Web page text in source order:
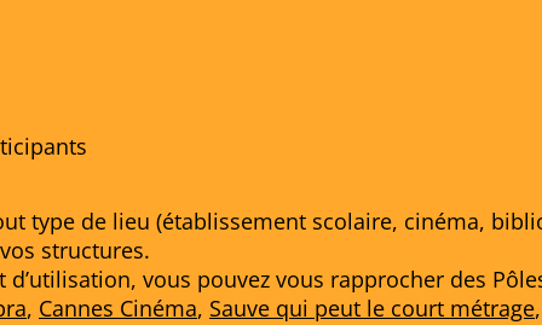
type de lieu (établissement scolaire, cinéma,
structures.
vous pouvez vous rapprocher des
, Cannes Cinéma, Sauve qui peut le court métrage